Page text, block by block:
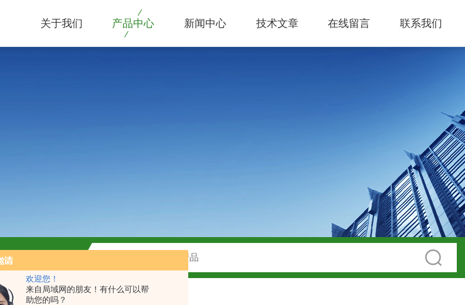
欢迎您！
来自局域网的朋友！有什么可以帮
助您的吗？
关于我们 产品中心 新闻中心 技术文章 在线留言 联系我们